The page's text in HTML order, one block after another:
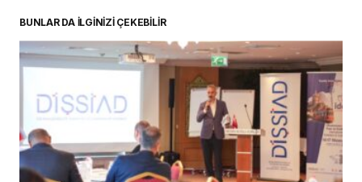
BUNLAR DA İLGİNİZİ ÇEKEBİLİR